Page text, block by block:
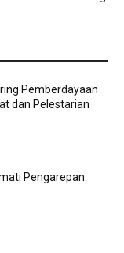
Pemberdayaan
dan Pelestarian
Pengarepan